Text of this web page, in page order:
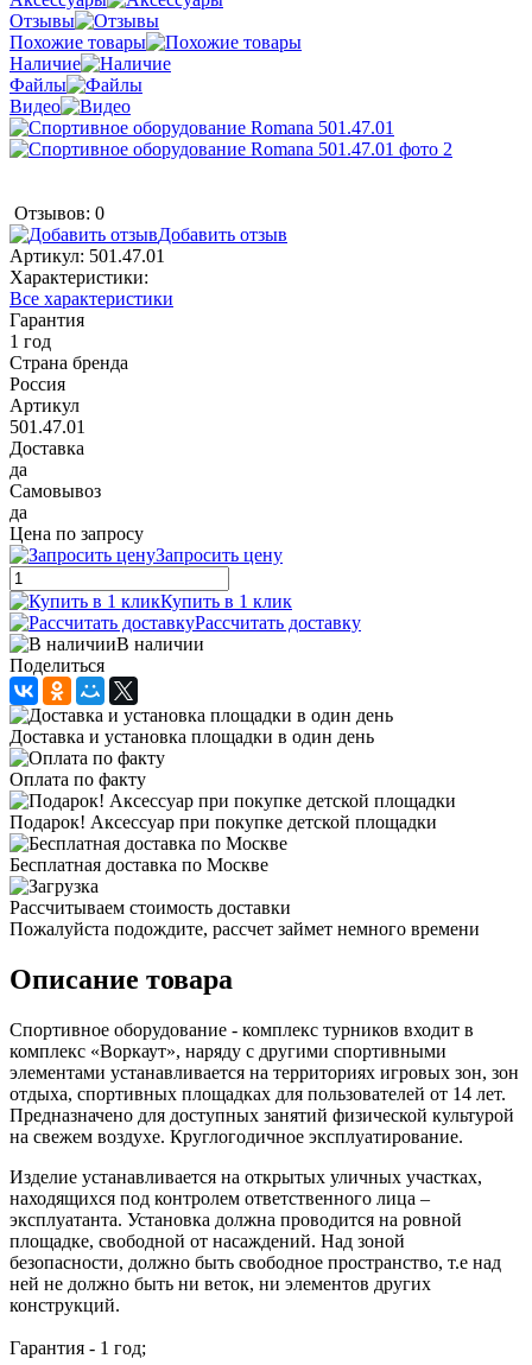
Отзывы
Похожие товары
Наличие
Файлы
Видео
Отзывов: 0
Добавить отзыв
Артикул: 501.47.01
Характеристики:
Все характеристики
Гарантия
1 год
Страна бренда
Россия
Артикул
501.47.01
Доставка
да
Самовывоз
да
Цена по запросу
Запросить цену
Купить в 1 клик
Рассчитать доставку
В наличии
Поделиться
Доставка и установка площадки в один день
Оплата по факту
Подарок! Аксессуар при покупке детской площадки
Бесплатная доставка по Москве
Рассчитываем стоимость доставки
Пожалуйста подождите, рассчет займет немного времени
Описание товара
Спортивное оборудование - комплекс турников входит в
комплекс «Воркаут», наряду с другими спортивными
элементами устанавливается на территориях игровых зон, зон
отдыха, спортивных площадках для пользователей от 14 лет.
Предназначено для доступных занятий физической культурой
на свежем воздухе. Круглогодичное эксплуатирование.
Изделие устанавливается на открытых уличных участках,
находящихся под контролем ответственного лица –
эксплуатанта. Установка должна проводится на ровной
площадке, свободной от насаждений. Над зоной
безопасности, должно быть свободное пространство, т.е над
ней не должно быть ни веток, ни элементов других
конструкций.
Гарантия - 1 год;